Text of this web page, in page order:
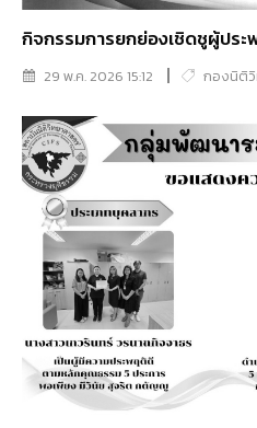
กิจกรรมการยกย่องเชิดชูผู้ปร
29 พ.ค. 2026 15:12 กองนิติ